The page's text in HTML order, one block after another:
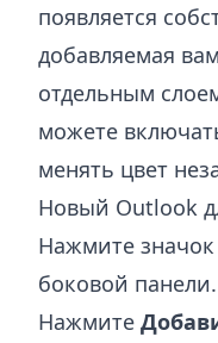
появляется
добавляемая
отдельным
можете
менять цвет
Новый Outlook
Нажмите значок
боковой панели.
Нажмите